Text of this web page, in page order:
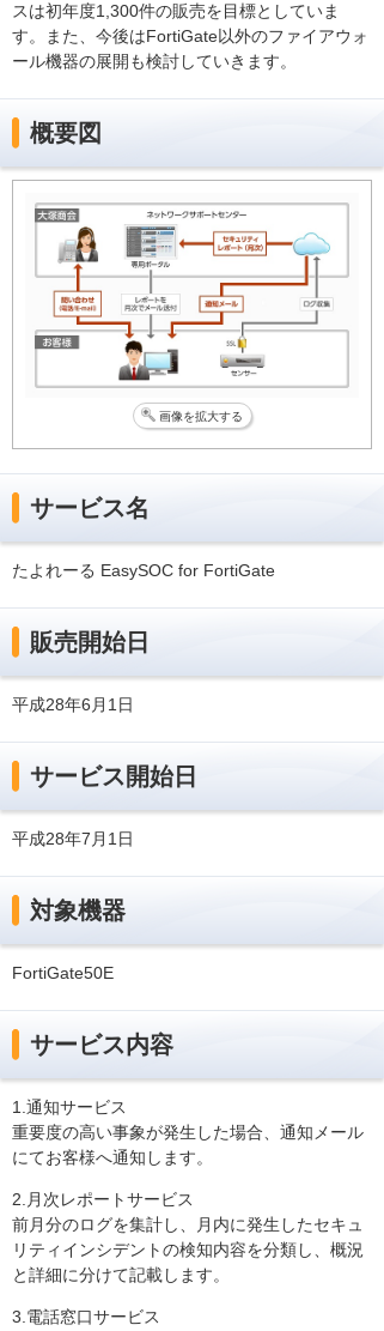
スは初年度1,300件の販売を目標としていま
す。また、今後はFortiGate以外のファイアウォ
ール機器の展開も検討していきます。
概要図
画像を拡大する
サービス名
たよれーる EasySOC for FortiGate
販売開始日
平成28年6月1日
サービス開始日
平成28年7月1日
対象機器
FortiGate50E
サービス内容
1.通知サービス
重要度の高い事象が発生した場合、通知メール
にてお客様へ通知します。
2.月次レポートサービス
前月分のログを集計し、月内に発生したセキュ
リティインシデントの検知内容を分類し、概況
と詳細に分けて記載します。
3.電話窓口サービス